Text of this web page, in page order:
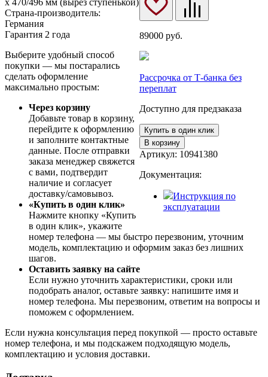
89000 руб.
Рассрочка от Т-банка без
переплат
Доступно для предзаказа
Купить в один клик
В корзину
Артикул: 10941380
Документация:
Инструкция по
эксплуатации
Страна-производитель:
Германия
Гарантия 2 года
Выберите удобный способ
покупки — мы постарались
сделать оформление
максимально простым:
Через корзину
Добавьте товар в корзину,
перейдите к оформлению
и заполните контактные
данные. После отправки
заказа менеджер свяжется
с вами, подтвердит
наличие и согласует
доставку/самовывоз.
«Купить в один клик»
Нажмите кнопку «Купить
в один клик», укажите
номер телефона — мы быстро перезвоним, уточним
модель, комплектацию и оформим заказ без лишних
шагов.
Оставить заявку на сайте
Если нужно уточнить характеристики, сроки или
подобрать аналог, оставьте заявку: напишите имя и
номер телефона. Мы перезвоним, ответим на вопросы и
поможем с оформлением.
Если нужна консультация перед покупкой — просто оставьте
номер телефона, и мы подскажем подходящую модель,
комплектацию и условия доставки.